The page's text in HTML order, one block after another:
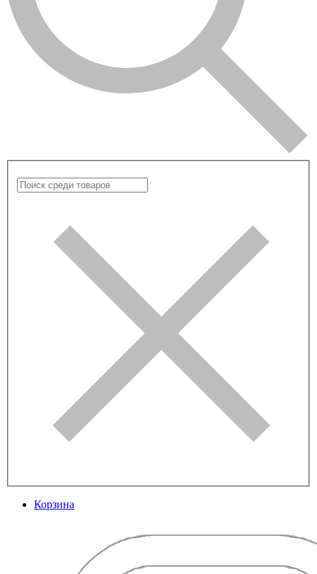
Корзина